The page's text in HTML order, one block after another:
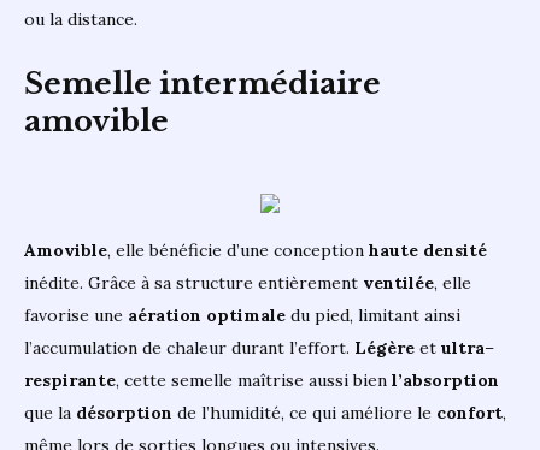
ou la distance.
Semelle intermédiaire
amovible
Amovible, elle bénéficie d’une conception haute densité
inédite. Grâce à sa structure entièrement ventilée, elle
favorise une aération optimale du pied, limitant ainsi
l’accumulation de chaleur durant l’effort. Légère et ultra–
respirante, cette semelle maîtrise aussi bien l’absorption
que la désorption de l’humidité, ce qui améliore le confort,
même lors de sorties longues ou intensives.